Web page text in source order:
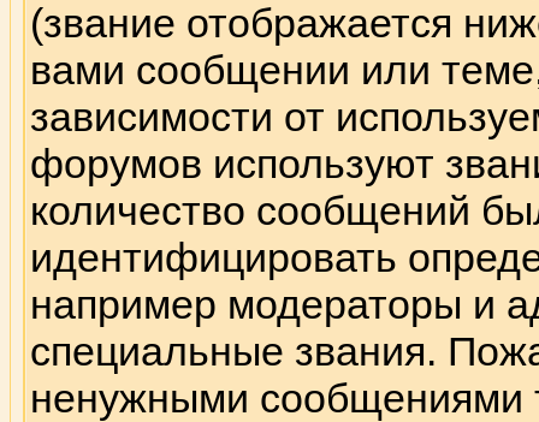
(звание отображается
вами сообщении или
зависимости от
форумов используют
количество сообщений
идентифицировать
например модераторы и
специальные звания.
ненужными сообщениями